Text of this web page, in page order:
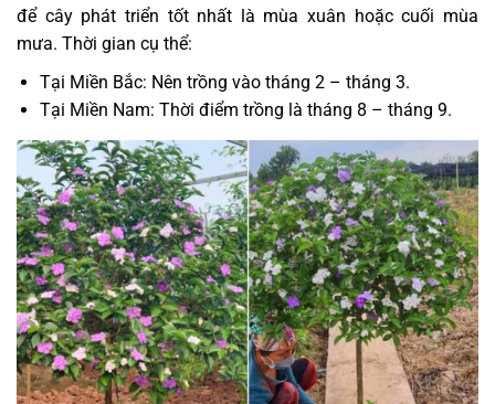
để cây phát triển tốt nhất là mùa xuân hoặc cuối mùa
mưa. Thời gian cụ thể:
Tại Miền Bắc: Nên trồng vào tháng 2 – tháng 3.
Tại Miền Nam: Thời điểm trồng là tháng 8 – tháng 9.